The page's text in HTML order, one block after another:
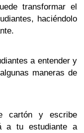
transformar el
haciéndolo
a entender y
maneras de
cartón y escribe
a tu estudiante a